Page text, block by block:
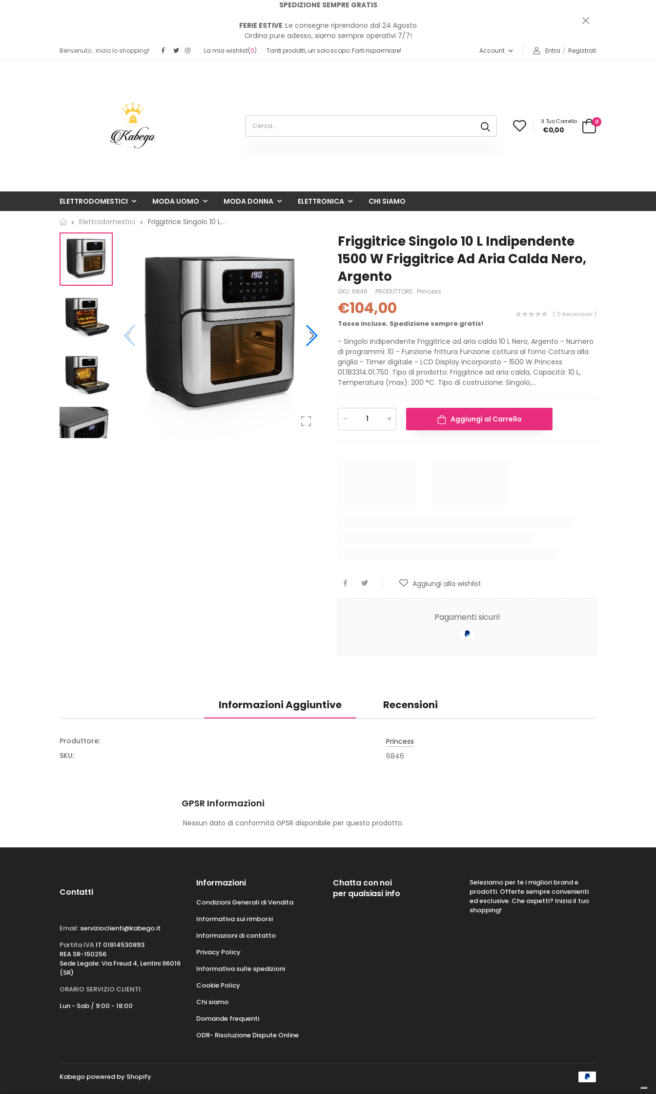
SPEDIZIONE SEMPRE GRATIS
FERIE ESTIVE :Le consegne riprendono dal 24 Agosto
Ordina pure adesso, siamo sempre operativi 7/7!
Benvenuto...inizio lo shopping! La mia wishlist(0) Tanti prodotti, un solo scopo: Farti risparmiare! Account Entra / Registrati
0
Il Tuo Carrello
€0,00
ELETTRODOMESTICI MODA UOMO MODA DONNA ELETTRONICA CHI SIAMO
Elettrodomestici Friggitrice Singolo 10 L...
Friggitrice Singolo 10 L Indipendente
1500 W Friggitrice Ad Aria Calda Nero,
Argento
SKU: 6846 PRODUTTORE: Princess
€104,00
Tasse incluse. Spedizione sempre gratis!
( 0 Recensioni )
- Singolo Indipendente Friggitrice ad aria calda 10 L Nero, Argento - Numero
di programmi: 10 - Funzione frittura Funzione cottura al forno Cottura alla
griglia - Timer digitale - LCD Display incorporato - 1500 W Princess
01.183314.01.750. Tipo di prodotto: Friggitrice ad aria calda, Capacità: 10 L,
Temperatura (max): 200 °C. Tipo di costruzione: Singolo,...
Aggiungi al Carrello
Aggiungi alla wishlist
Pagamenti sicuri!
Informazioni Aggiuntive Recensioni
Produttore:
Princess
SKU:
6846
GPSR Informazioni
Nessun dato di conformità GPSR disponibile per questo prodotto.
Contatti
Email: servizioclienti@kabego.it
Partita IVA IT 01814530893
REA SR-150256
Sede Legale: Via Freud 4, Lentini 96016
(SR)
ORARIO SERVIZIO CLIENTI:
Lun - Sab / 9:00 - 18:00
Informazioni
Condizioni Generali di Vendita
Informativa sui rimborsi
Informazioni di contatto
Privacy Policy
Informativa sulle spedizioni
Cookie Policy
Chi siamo
Domande frequenti
ODR- Risoluzione Dispute Online
Chatta con noi
per qualsiasi info
Seleziamo per te i migliori brand e
prodotti. Offerte sempre convenienti
ed esclusive. Che aspetti? Inizia il tuo
shopping!
Kabego powered by Shopify